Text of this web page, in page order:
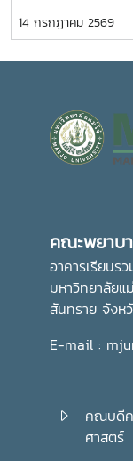
14 กรกฎาคม
คณะพยาบ
อาคารเรียนร
มหาวิทยาลัย
สันทราย จังห
E-mail :
คณบดี
ศาสตร์